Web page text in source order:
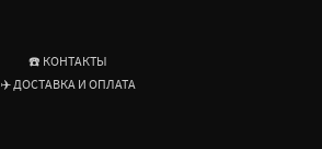
☎️ КОНТАКТЫ
✈️ ДОСТАВКА И ОПЛАТА